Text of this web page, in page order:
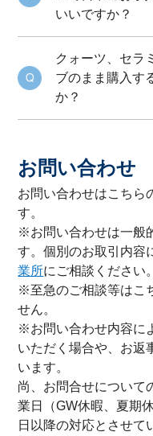
いいですか？
クォーツ、セラ
ブのまま購入す
か？
お問い合わせ
お問い合わせはこちら
す。
※お問い合わせは一般
す。個別のお取引内容
業所にご相談ください。
※至急のご相談等はこ
せん。
※お問い合わせ内容に
いただく場合や、お返
います。
尚、お問合せについて
業日（GW休暇、夏期
日以降の対応とさせて